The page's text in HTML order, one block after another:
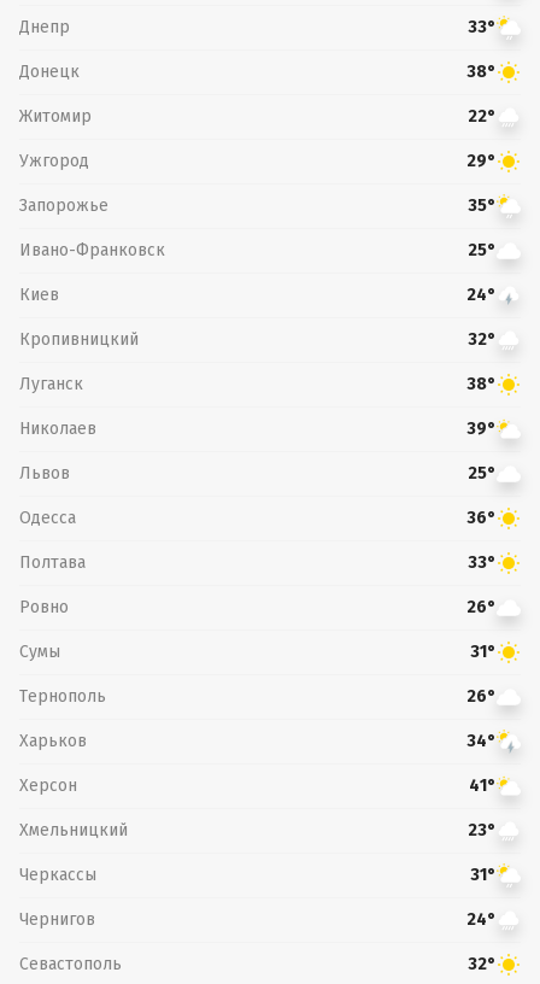
Днепр 33°
Донецк 38°
Житомир 22°
Ужгород 29°
Запорожье 35°
Ивано-Франковск 25°
Киев 24°
Кропивницкий 32°
Луганск 38°
Николаев 39°
Львов 25°
Одесса 36°
Полтава 33°
Ровно 26°
Сумы 31°
Тернополь 26°
Харьков 34°
Херсон 41°
Хмельницкий 23°
Черкассы 31°
Чернигов 24°
Севастополь 32°